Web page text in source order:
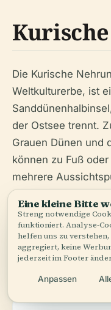
Die Kurische
Weltkulturerbe, ist
der Ostsee trennt.
Grauen Dünen und
können zu Fuß
mehrere
Ausblicke. Der
beheimatet eine
wandernde
Eine kleine Bitte
Streng notwendige
funktioniert. Analyse-
helfen uns zu
aggregiert, keine
jederzeit im Footer
Anpassen